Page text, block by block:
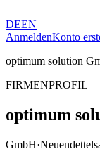
DEEN
AnmeldenKonto
optimum solution
FIRMENPROFIL
optimum
GmbH·